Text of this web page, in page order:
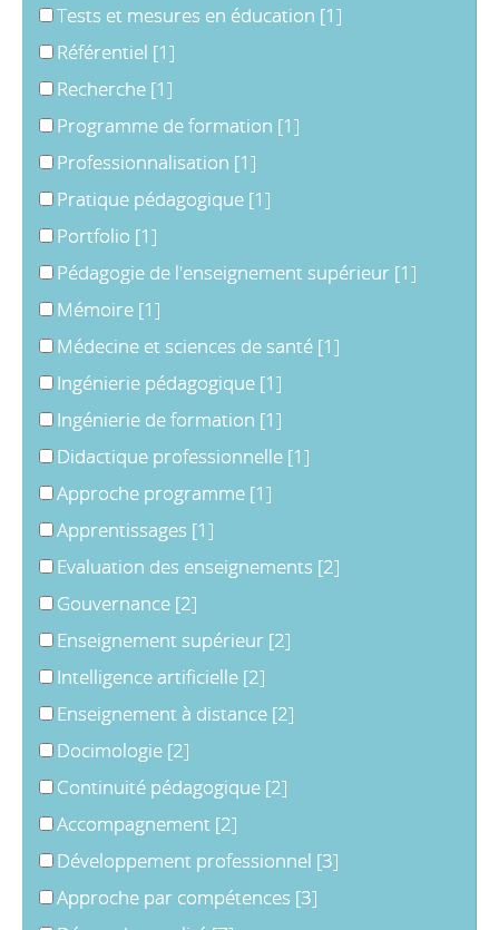
Tests et mesures en éducation [1]
Référentiel [1]
Recherche [1]
Programme de formation [1]
Professionnalisation [1]
Pratique pédagogique [1]
Portfolio [1]
Pédagogie de l'enseignement supérieur [1]
Mémoire [1]
Médecine et sciences de santé [1]
Ingénierie pédagogique [1]
Ingénierie de formation [1]
Didactique professionnelle [1]
Approche programme [1]
Apprentissages [1]
Evaluation des enseignements [2]
Gouvernance [2]
Enseignement supérieur [2]
Intelligence artificielle [2]
Enseignement à distance [2]
Docimologie [2]
Continuité pédagogique [2]
Accompagnement [2]
Développement professionnel [3]
Approche par compétences [3]